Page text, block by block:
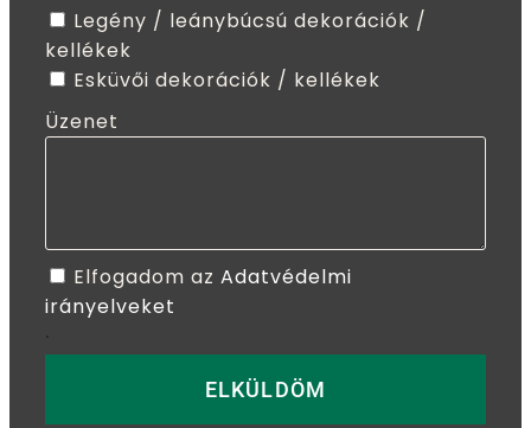
Legény / leánybúcsú dekorációk /
kellékek
Esküvői dekorációk / kellékek
Üzenet
Elfogadom az Adatvédelmi
irányelveket
ELKÜLDÖM